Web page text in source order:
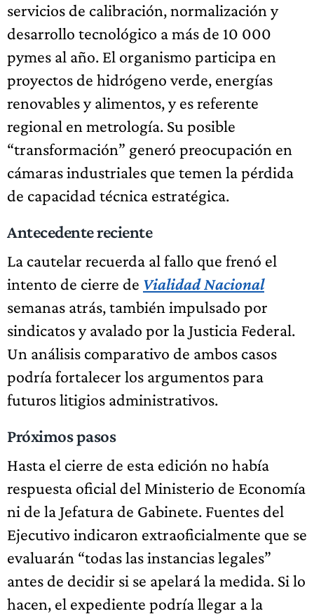
servicios de calibración, normalización y
desarrollo tecnológico a más de 10 000
pymes al año. El organismo participa en
proyectos de hidrógeno verde, energías
renovables y alimentos, y es referente
regional en metrología. Su posible
“transformación” generó preocupación en
cámaras industriales que temen la pérdida
de capacidad técnica estratégica.
Antecedente reciente
La cautelar recuerda al fallo que frenó el
intento de cierre de Vialidad Nacional
semanas atrás, también impulsado por
sindicatos y avalado por la Justicia Federal.
Un análisis comparativo de ambos casos
podría fortalecer los argumentos para
futuros litigios administrativos.
Próximos pasos
Hasta el cierre de esta edición no había
respuesta oficial del Ministerio de Economía
ni de la Jefatura de Gabinete. Fuentes del
Ejecutivo indicaron extraoficialmente que se
evaluarán “todas las instancias legales”
antes de decidir si se apelará la medida. Si lo
hacen, el expediente podría llegar a la